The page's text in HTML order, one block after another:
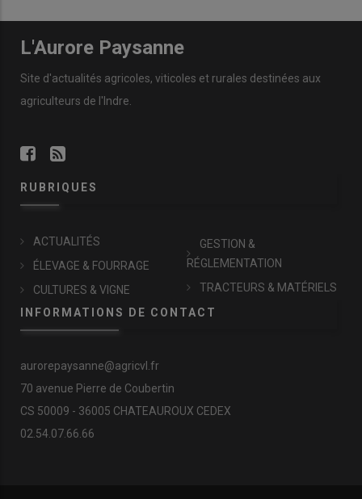
L'Aurore Paysanne
Site d'actualités agricoles, viticoles et rurales destinées aux
agriculteurs de l'Indre.
RUBRIQUES
ACTUALITÉS
ÉLEVAGE & FOURRAGE
CULTURES & VIGNE
GESTION &
RÉGLEMENTATION
TRACTEURS & MATÉRIELS
INFORMATIONS DE CONTACT
aurorepaysanne@agricvl.fr
70 avenue Pierre de Coubertin
CS 50009 - 36005 CHATEAUROUX CEDEX
02.54.07.66.66